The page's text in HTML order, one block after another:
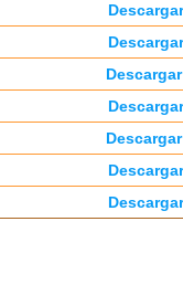
Descargar
Descargar
Descargar
Descargar
Descargar
Descargar
Descargar